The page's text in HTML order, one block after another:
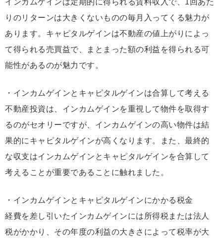
りのリターンは大きくないものの毎月入ってくる魅力が
あります。キャピタルゲインは不動産の値上がりによっ
て得られる売買益で、まとまった額の利益を得られる可
能性があるのが魅力です。
・インカムゲインとキャピタルゲインは合算して考える
不動産投資は、インカムゲインを重視して物件を取得す
るのがセオリーですが、インカムゲインの高い物件は結
果的にキャピタルゲインが高くなります。また、最終的
な収支はインカムゲインとキャピタルゲインを合算して
考えることが重要であることに触れました。
・インカムゲインとキャピタルゲインにかかる税金
経費を差し引いたインカムゲインには所得税または法人
税がかかり、その年度の利益の大きさによって税率が大